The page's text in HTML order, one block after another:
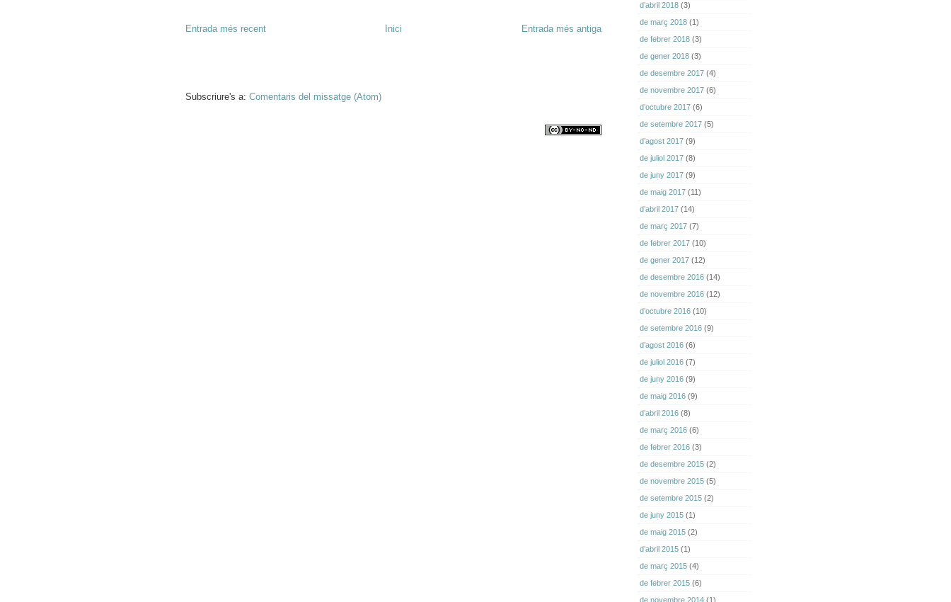
Entrada més recent Entrada més antiga
Inici
Subscriure's a: Comentaris del missatge (Atom)
d’abril 2018 (3)
de març 2018 (1)
de febrer 2018 (3)
de gener 2018 (3)
de desembre 2017 (4)
de novembre 2017 (6)
d’octubre 2017 (6)
de setembre 2017 (5)
d’agost 2017 (9)
de juliol 2017 (8)
de juny 2017 (9)
de maig 2017 (11)
d’abril 2017 (14)
de març 2017 (7)
de febrer 2017 (10)
de gener 2017 (12)
de desembre 2016 (14)
de novembre 2016 (12)
d’octubre 2016 (10)
de setembre 2016 (9)
d’agost 2016 (6)
de juliol 2016 (7)
de juny 2016 (9)
de maig 2016 (9)
d’abril 2016 (8)
de març 2016 (6)
de febrer 2016 (3)
de desembre 2015 (2)
de novembre 2015 (5)
de setembre 2015 (2)
de juny 2015 (1)
de maig 2015 (2)
d’abril 2015 (1)
de març 2015 (4)
de febrer 2015 (6)
de novembre 2014 (1)